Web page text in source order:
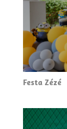
Festa Zézé